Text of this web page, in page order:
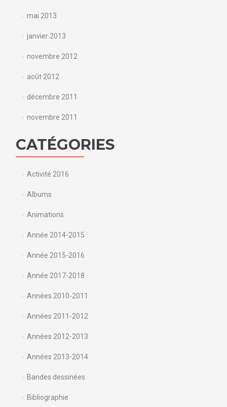
mai 2013
janvier 2013
novembre 2012
août 2012
décembre 2011
novembre 2011
CATÉGORIES
Activité 2016
Albums
Animations
Année 2014-2015
Année 2015-2016
Année 2017-2018
Années 2010-2011
Années 2011-2012
Années 2012-2013
Années 2013-2014
Bandes dessinées
Bibliographie